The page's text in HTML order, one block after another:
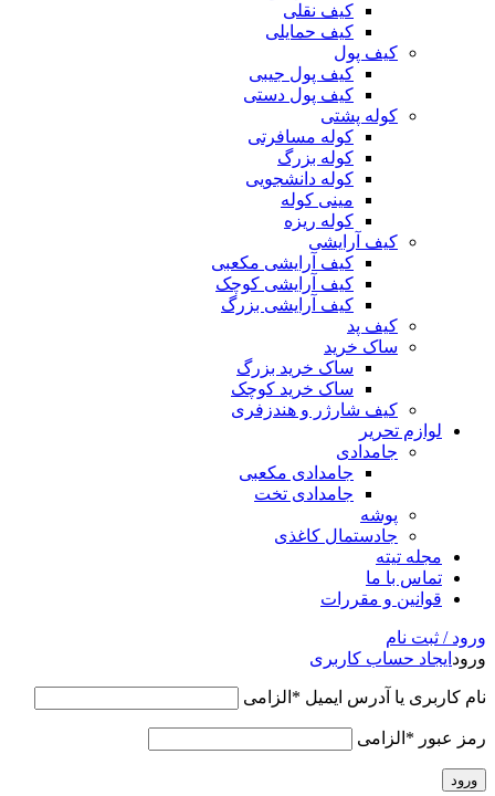
کیف نقلی
کیف حمایلی
کیف پول
کیف پول جیبی
کیف پول دستی
کوله پشتی
کوله مسافرتی
کوله بزرگ
کوله دانشجویی
مینی کوله
کوله ریزه
کیف آرایشی
کیف آرایشی مکعبی
کیف آرایشی کوچک
کیف آرایشی بزرگ
کیف پد
ساک خرید
ساک خرید بزرگ
ساک خرید کوچک
کیف شارژر و هندزفری
لوازم تحریر
جامدادی
جامدادی مکعبی
جامدادی تخت
پوشه
جادستمال کاغذی
مجله تیته
تماس با ما
قوانین و مقررات
ورود / ثبت نام
ورود ایجاد حساب کاربری
نام کاربری یا آدرس ایمیل * الزامی
رمز عبور * الزامی
ورود